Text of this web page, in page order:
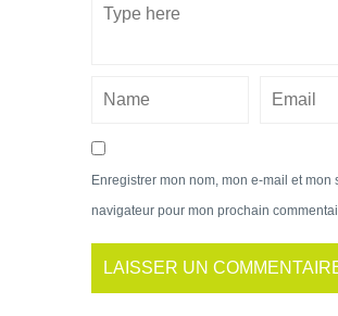
Enregistrer mon nom, mon e-mail et mon
navigateur pour mon prochain